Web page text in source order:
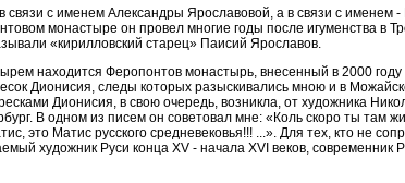
с именем Александры Ярославовой, а в связи с именем -
монастыре он провел многие годы после игуменства в
«кирилловский старец» Паисий Ярославов.
находится Феропонтов монастырь, внесенный в 2000 году
Дионисия, следы которых разыскивались мною и в
Дионисия, в свою очередь, возникла, от художника
В одном из писем он советовал мне: «Коль скоро ты там
это Матис русского средневековья!!! ...». Для тех, кто не
художник Руси конца XV - начала XVI веков, современник